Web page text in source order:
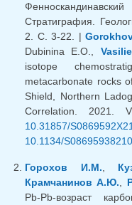
Стратиграфия.
2. C. 3-22. |
Dubinina E.O.,
isotope
metacarbonate rocks
Shield, Northern
Correlation.
10.31857/
10.1134/
Горохов И.М.
Крамчанинов А.Ю.
Pb-Pb-возраст